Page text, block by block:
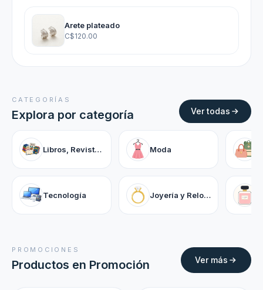
Arete plateado
C$120.00
CATEGORÍAS
Explora por categoría Ver todas
Libros, Revistas y Cómics
Tecnología
Moda
Joyería y Relojes
PROMOCIONES
Productos en Promoción Ver más